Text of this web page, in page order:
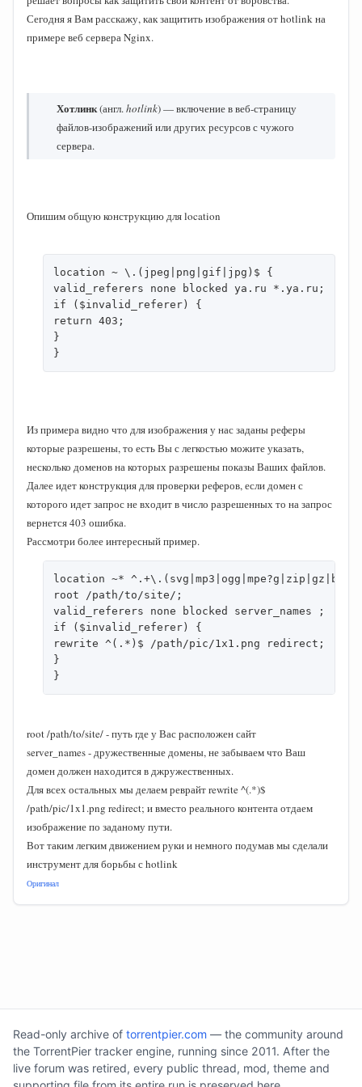
Сегодня я Вам расскажу, как защитить изображения от hotlink на
примере веб сервера Nginx.
Хотлинк(англ.hotlink) — включение в веб-страницу
файлов-изображений или других ресурсов с чужого
сервера.
Опишим общую конструкцию для location
location ~ \.(jpeg|png|gif|jpg)$ {
valid_referers none blocked ya.ru *.ya.ru;
if ($invalid_referer) {
return 403;
}
}
Из примера видно что для изображения у нас заданы реферы
которые разрешены, то есть Вы с легкостью можите указать,
несколько доменов на которых разрешены показы Ваших файлов.
Далее идет конструкция для проверки реферов, если домен с
которого идет запрос не входит в число разрешенных то на запрос
вернется 403 ошибка.
Рассмотри более интересный пример.
location ~*
root /path/to/site/;
valid_referers none blocked server_names ;
if ($invalid_referer) {
rewrite ^(.*)$ /path/pic/1x1.png redirect;
}
}
root /path/to/site/ - путь где у Вас расположен сайт
server_names - дружественные домены, не забываем что Ваш
домен должен находится в джружественных.
Для всех остальных мы делаем реврайт rewrite ^(.*)$
/path/pic/1x1.png redirect; и вместо реального контента отдаем
изображение по заданому пути.
Вот таким легким движением руки и немного подумав мы сделали
инструмент для борьбы с hotlink
Оригинал
Read-only archive of torrentpier.com — the community around
the TorrentPier tracker engine, running since 2011. After the
live forum was retired, every public thread, mod, theme and